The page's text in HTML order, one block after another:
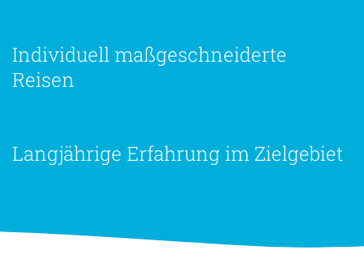
Individuell maßgeschneiderte
Reisen
Langjährige Erfahrung im Zielgebiet